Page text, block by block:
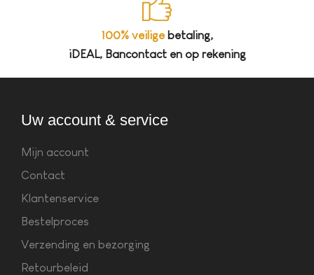
100% veiligebetaling,
iDEAL, Bancontact en op rekening
Uw account & service
Mijn account
Contact
Klantenservice
Bestelproces
Verzending en bezorging
Retourbeleid